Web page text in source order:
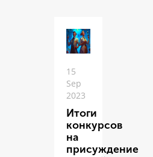
15
Sep
2023
Итоги
конкурсов
на
присуждение